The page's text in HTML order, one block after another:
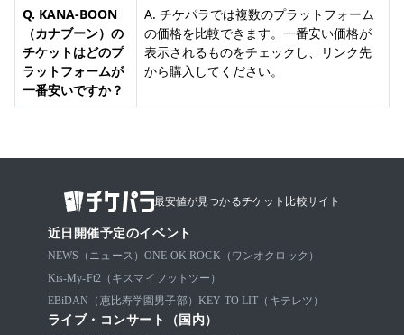
Q. KANA-BOON
（カナブーン）の
チケットはどのプ
ラットフォームが
一番安いですか？
A. チケパラでは複数のプラットフォーム
の価格を比較できます。一番安い価格が
表示されるものをチェックし、リンク先
から購入してください。
最安値が見つかるチケット比較サイト
近日開催予定のイベント
NEWS（ニュース） ONE OK ROCK（ワンオクロック）
Kis-My-Ft2（キスマイフットツー）
EBiDAN（恵比寿学園男子部） KEY TO LIT（キテレツ）
ライブ・コンサート（国内）